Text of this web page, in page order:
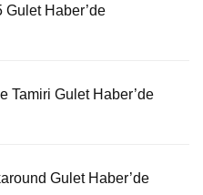
Gulet Haber’de
Tamiri Gulet Haber’de
Gulet Haber’de